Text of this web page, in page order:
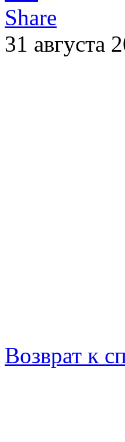
31 августа
Возврат к